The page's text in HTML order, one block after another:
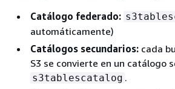
Catálogo federado:
automáticamente)
Catálogos secundarios: cada
S3 se convierte en un catálogo
s3tablescatalog .